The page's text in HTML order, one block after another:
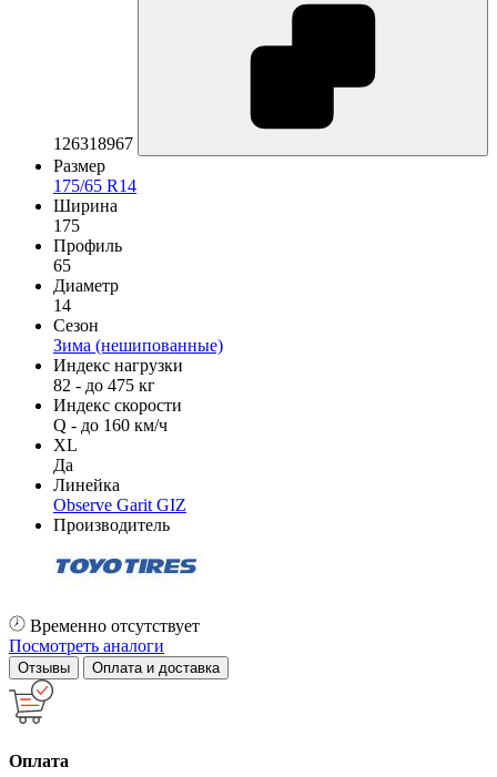
126318967
Размер
175/65 R14
Ширина
175
Профиль
65
Диаметр
14
Сезон
Зима (нешипованные)
Индекс нагрузки
82 - до 475 кг
Индекс скорости
Q - до 160 км/ч
XL
Да
Линейка
Observe Garit GIZ
Производитель
Временно отсутствует
Посмотреть аналоги
Отзывы Оплата и доставка
Оплата